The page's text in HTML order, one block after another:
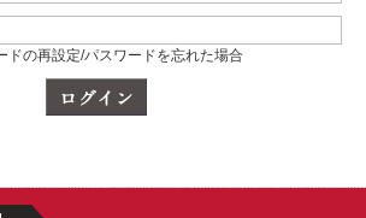
ドの再設定/パスワードを忘れた場合